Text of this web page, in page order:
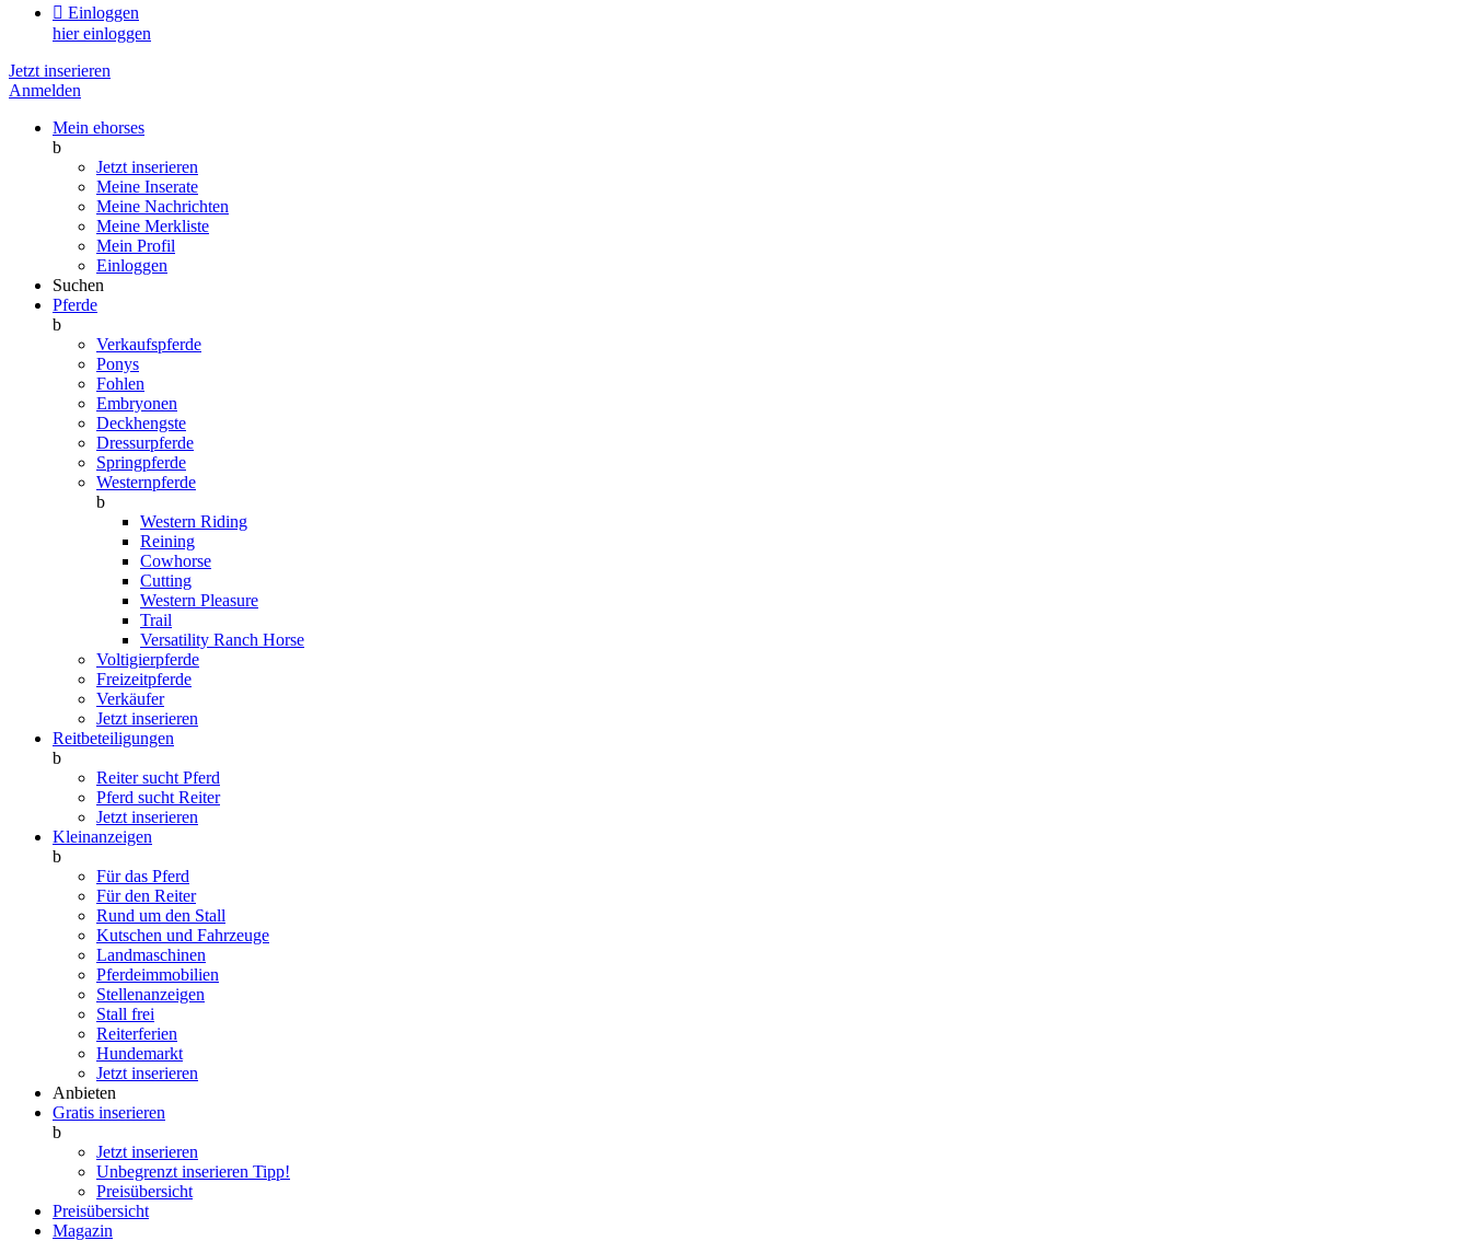
 Einloggen
hier einloggen
Jetzt inserieren
Anmelden
Mein ehorses
b
Jetzt inserieren
Meine Inserate
Meine Nachrichten
Meine Merkliste
Mein Profil
Einloggen
Suchen
Pferde
b
Verkaufspferde
Ponys
Fohlen
Embryonen
Deckhengste
Dressurpferde
Springpferde
Westernpferde
b
Western Riding
Reining
Cowhorse
Cutting
Western Pleasure
Trail
Versatility Ranch Horse
Voltigierpferde
Freizeitpferde
Verkäufer
Jetzt inserieren
Reitbeteiligungen
b
Reiter sucht Pferd
Pferd sucht Reiter
Jetzt inserieren
Kleinanzeigen
b
Für das Pferd
Für den Reiter
Rund um den Stall
Kutschen und Fahrzeuge
Landmaschinen
Pferdeimmobilien
Stellenanzeigen
Stall frei
Reiterferien
Hundemarkt
Jetzt inserieren
Anbieten
Gratis inserieren
b
Jetzt inserieren
Unbegrenzt inserieren Tipp!
Preisübersicht
Preisübersicht
Magazin